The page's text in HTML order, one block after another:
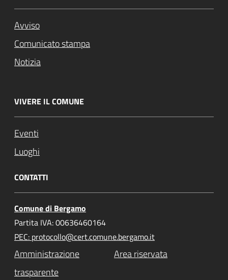
Avviso
Comunicato stampa
Notizia
VIVERE IL COMUNE
Eventi
Luoghi
CONTATTI
Comune di Bergamo
Partita IVA: 00636460164
PEC: protocollo@cert.comune.bergamo.it
Amministrazione
trasparente
Area riservata